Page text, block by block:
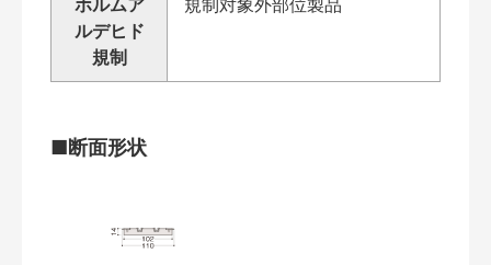
ルデヒド
規制
■断面形状